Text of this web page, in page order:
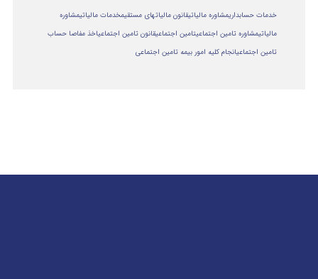
خدمات حسابداریمشاوره مالیاتیقانون مالیاتهای مستقیمخدمات مالیاتیمشاوره
مالياتيمشاوره تامین اجتماعیتامین اجتماعیقانون تامین اجتماعیاخذ مفاصا حساب
تامین اجتماعیانجام کلیه امور بیمه تامین اجتماعی